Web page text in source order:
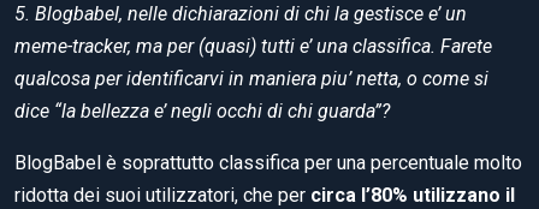
5. Blogbabel, nelle dichiarazioni di chi la gestisce e’ un
meme-tracker, ma per (quasi) tutti e’ una classifica. Farete
qualcosa per identificarvi in maniera piu’ netta, o come si
dice “la bellezza e’ negli occhi di chi guarda”?
BlogBabel è soprattutto classifica per una percentuale molto
ridotta dei suoi utilizzatori, che per circa l’80% utilizzano il